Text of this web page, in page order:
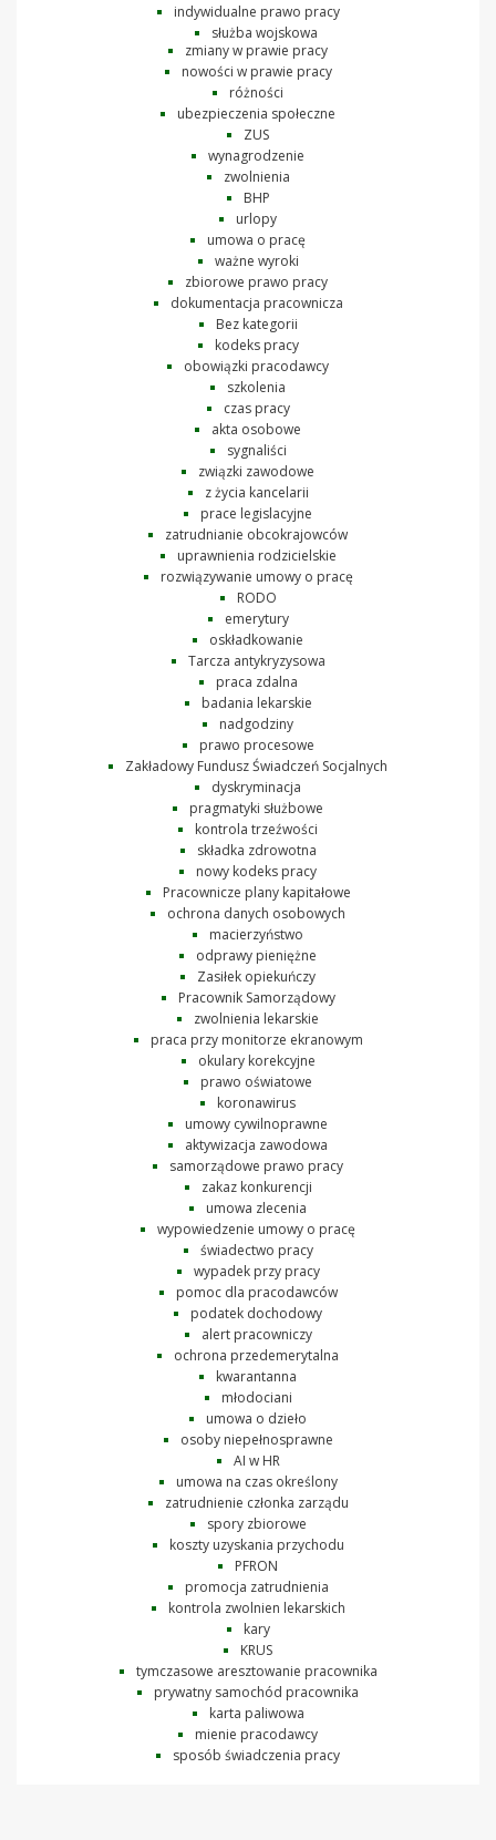
indywidualne prawo pracy
służba wojskowa
zmiany w prawie pracy
nowości w prawie pracy
różności
ubezpieczenia społeczne
ZUS
wynagrodzenie
zwolnienia
BHP
urlopy
umowa o pracę
ważne wyroki
zbiorowe prawo pracy
dokumentacja pracownicza
Bez kategorii
kodeks pracy
obowiązki pracodawcy
szkolenia
czas pracy
akta osobowe
sygnaliści
związki zawodowe
z życia kancelarii
prace legislacyjne
zatrudnianie obcokrajowców
uprawnienia rodzicielskie
rozwiązywanie umowy o pracę
RODO
emerytury
oskładkowanie
Tarcza antykryzysowa
praca zdalna
badania lekarskie
nadgodziny
prawo procesowe
Zakładowy Fundusz Świadczeń Socjalnych
dyskryminacja
pragmatyki służbowe
kontrola trzeźwości
składka zdrowotna
nowy kodeks pracy
Pracownicze plany kapitałowe
ochrona danych osobowych
macierzyństwo
odprawy pieniężne
Zasiłek opiekuńczy
Pracownik Samorządowy
zwolnienia lekarskie
praca przy monitorze ekranowym
okulary korekcyjne
prawo oświatowe
koronawirus
umowy cywilnoprawne
aktywizacja zawodowa
samorządowe prawo pracy
zakaz konkurencji
umowa zlecenia
wypowiedzenie umowy o pracę
świadectwo pracy
wypadek przy pracy
pomoc dla pracodawców
podatek dochodowy
alert pracowniczy
ochrona przedemerytalna
kwarantanna
młodociani
umowa o dzieło
osoby niepełnosprawne
AI w HR
umowa na czas określony
zatrudnienie członka zarządu
spory zbiorowe
koszty uzyskania przychodu
PFRON
promocja zatrudnienia
kontrola zwolnien lekarskich
kary
KRUS
tymczasowe aresztowanie pracownika
prywatny samochód pracownika
karta paliwowa
mienie pracodawcy
sposób świadczenia pracy